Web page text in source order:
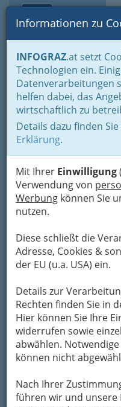
Informationen zu
INFOGRAZ.at setzt
Technologien ein.
Datenverarbeitungen
helfen dabei, das
wirtschaftlich zu
Details dazu finden
Erklärung.
Mit Ihrer Einwilligung
Verwendung von
Werbung können Sie
nutzen.
Diese schließt die
Adresse, Cookies &
der EU (u.a. USA) ein.
Details zur
Rechten finden Sie in
Hier können Sie Ihre
widerrufen sowie
abwählen.
können nicht
Nach Ihrer
führen wir und unsere
Home Lifestyle Feste
Advent- und
Weihnachtliche Themen -
Wir singen "alle Jahre
Wir singen
wieder" und
Sterne aus
STROHSTERNE
DerStern als
Traditionseinen
beliebten Strohsterne
zarten und
Fensterscheiben
Wenn wir diese
wir sorgsam an die
ein gewisses
Wir brauchen dafür: